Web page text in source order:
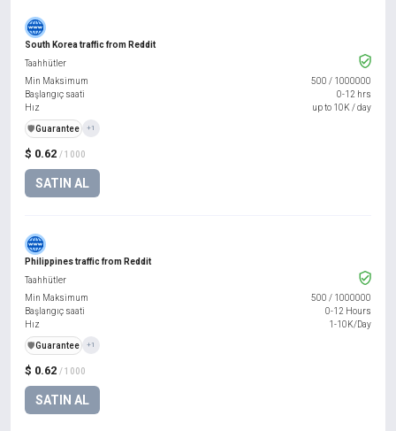
South Korea traffic from Reddit
$ 0.62 / 1000
SATIN AL
Taahhütler
Min Maksimum
500 / 1000000
Başlangıç saati
0-12 hrs
Hız
up to 10K / day
️🛡️Guarantee +1
Philippines traffic from Reddit
$ 0.62 / 1000
SATIN AL
Taahhütler
Min Maksimum
500 / 1000000
Başlangıç saati
0-12 Hours
Hız
1-10K/Day
️🛡️Guarantee +1